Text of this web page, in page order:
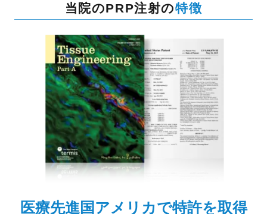
当院のPRP注射の特徴
医療先進国アメリカで特許を取得